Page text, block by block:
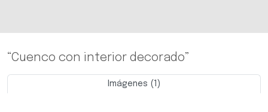
“Cuenco con interior decorado”
Imágenes (1)